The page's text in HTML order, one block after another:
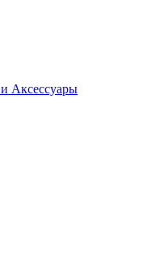
Аксессуары